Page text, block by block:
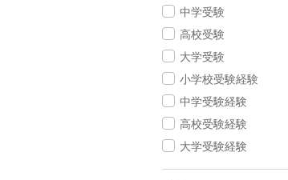
中学受験
高校受験
大学受験
小学校受験経験
中学受験経験
高校受験経験
大学受験経験